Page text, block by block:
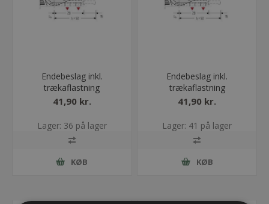
Endebeslag inkl.
trækaflastning
ET0320/QT0320/UA1320
41,90 kr.
Lager: 36 på lager
KØB
Endebeslag inkl.
trækaflastning
ET0320/QT0320/UA1320
41,90 kr.
Lager: 41 på lager
KØB